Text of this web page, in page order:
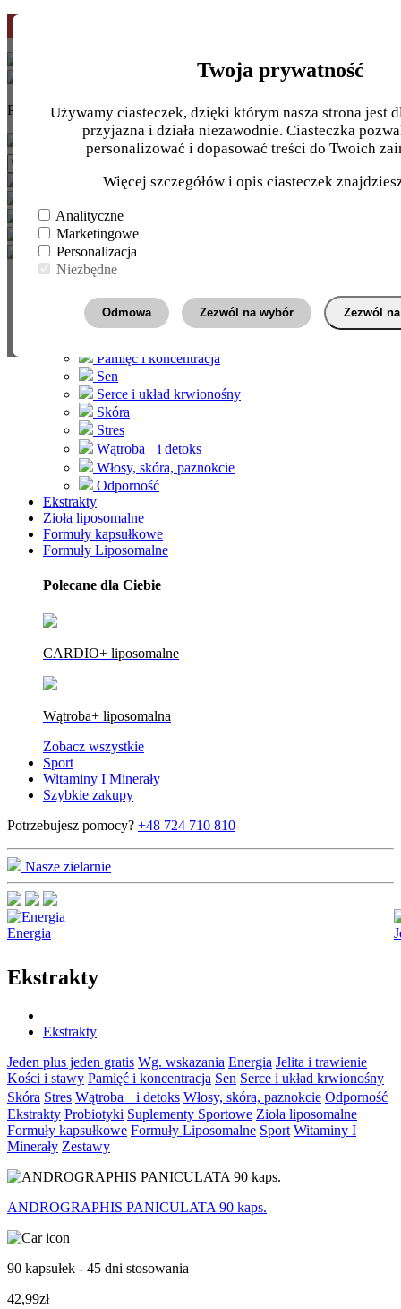
Twoja prywatność
Używamy ciasteczek, dzięki którym nasza strona jest
przyjazna i działa niezawodnie. Ciasteczka
personalizować i dopasować treści do Twoich
Więcej szczegółów i opis ciasteczek
Analityczne
Marketingowe
Personalizacja
Niezbędne
Odmowa Zezwól na wybór Zezwól
Potrzebujesz pomocy?INFOLINIA+48 724 710 810
zielarnie
Energia
Jelita i trawienie
Pamięć i koncentracja
Sen
Serce i układ krwionośny
Skóra
Stres
Wątroba i detoks
Włosy, skóra, paznokcie
Odporność
Ekstrakty
Zioła liposomalne
Formuły kapsułkowe
Formuły Liposomalne
Polecane dla Ciebie
CARDIO+ liposomalne
Wątroba+ liposomalna
Zobacz wszystkie
Sport
Witaminy I Minerały
Szybkie zakupy
Potrzebujesz pomocy? +48 724 710 810
Nasze zielarnie
Energia
Ekstrakty
Ekstrakty
Jeden plus jeden gratis Wg. wskazania Energia Jelita i trawienie
Kości i stawy Pamięć i koncentracja Sen Serce i układ krwionośny
Skóra Stres Wątroba i detoks Włosy, skóra, paznokcie Odporność
Ekstrakty Probiotyki Suplementy Sportowe Zioła liposomalne
Formuły kapsułkowe Formuły Liposomalne Sport Witaminy I
Minerały Zestawy
ANDROGRAPHIS PANICULATA 90 kaps.
90 kapsułek - 45 dni stosowania
42,99zł